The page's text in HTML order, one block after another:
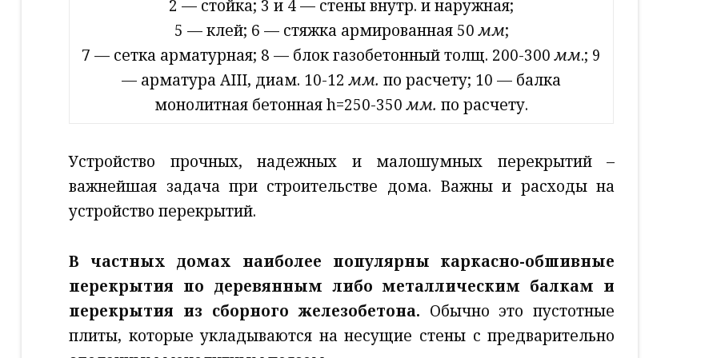
2 — стойка; 3 и 4 — стены внутр. и наружная;
5 — клей; 6 — стяжка армированная 50мм;
7 — сетка арматурная; 8 — блок газобетонный толщ. 200-300мм.; 9
— арматура AIII, диам. 10-12мм. по расчету; 10 — балка
монолитная бетонная h=250-350мм.по расчету.
Устройство прочных, надежных и малошумных перекрытий –
важнейшая задача при строительстве дома. Важны и расходы на
устройство перекрытий.
В частных домах наиболее популярны каркасно-обшивные
перекрытия по деревянным либо металлическим балкам и
перекрытия из сборного железобетона. Обычно это пустотные
плиты, которые укладываются на несущие стены с предварительно